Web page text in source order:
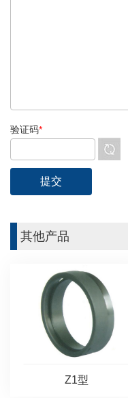
验证码*
其他产品
Z1型